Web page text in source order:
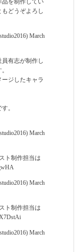
品を制作してい
どうぞよろし
March
有志が制作し
ジしたキャラ
。
March
ト制作担当は
March
ト制作担当は
March